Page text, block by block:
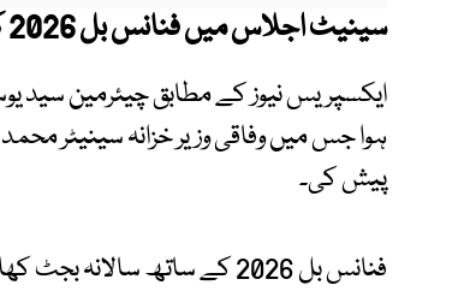
سینیٹ اجلاس میں فنانس بل 2026 کی کاپی پیش کر دی گئی۔
ایکسپریس نیوز کے مطابق چیئرمین
پیش کی۔
فنانس بل 2026 کے ساتھ سالانہ بجٹ کھاتے بھی سینیٹ میں پیش کیے گئے۔